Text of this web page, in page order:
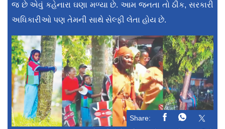
જ છે એવું કહેનારા ઘણા મળ્યા છે. આમ જનતા તો ઠીક, સરકારી
અધિકારીઓ પણ તેમની સાથે સેલ્ફી લેતા હોય છે.
Share: